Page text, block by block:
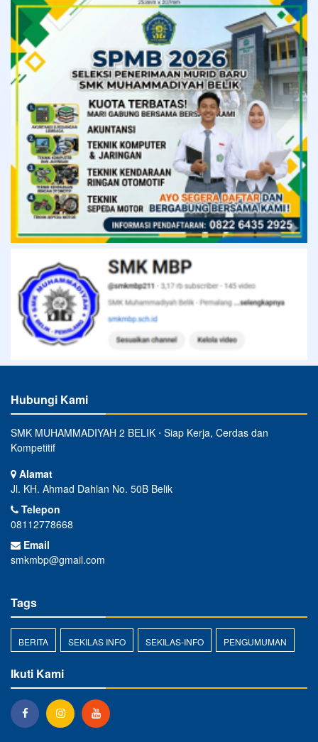
Hubungi Kami
SMK MUHAMMADIYAH 2 BELIK ⋅ Siap Kerja, Cerdas dan
Kompetitif
Alamat
Jl. KH. Ahmad Dahlan No. 50B Belik
Telepon
08112778668
Email
smkmbp@gmail.com
Tags
BERITA SEKILAS INFO SEKILAS-INFO PENGUMUMAN
Ikuti Kami